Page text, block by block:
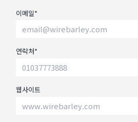
이메일*
연락처*
웹사이트